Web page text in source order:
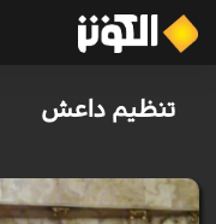
تنظيم داعش